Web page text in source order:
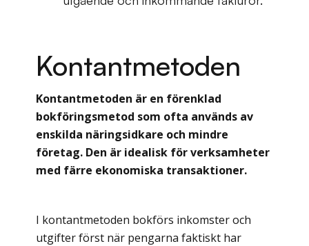
Kontantmetoden
Kontantmetoden är en förenklad
bokföringsmetod som ofta används av
enskilda näringsidkare och mindre
företag. Den är idealisk för verksamheter
med färre ekonomiska transaktioner.
I kontantmetoden bokförs inkomster och
utgifter först när pengarna faktiskt har